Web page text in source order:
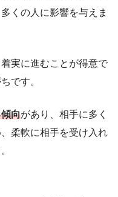
くの人に影響を与えま
実に進むことが得意で
です。
向があり、相手に多く
柔軟に相手を受け入れ